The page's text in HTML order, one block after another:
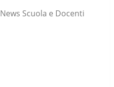
News Scuola e Docenti